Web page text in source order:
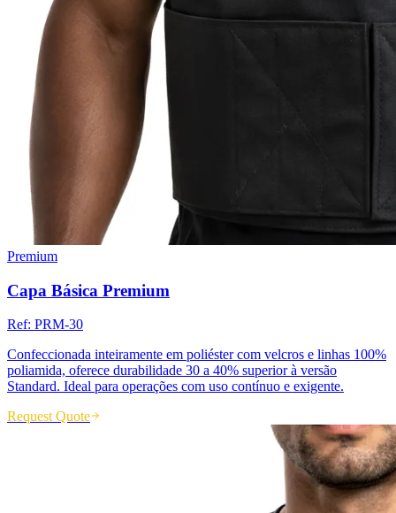
Premium
Capa Básica Premium
Ref: PRM-30
Confeccionada inteiramente em poliéster com velcros e linhas 100%
poliamida, oferece durabilidade 30 a 40% superior à versão
Standard. Ideal para operações com uso contínuo e exigente.
Request Quote